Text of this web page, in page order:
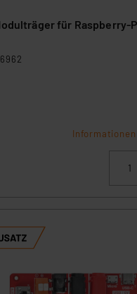
für Raspberry-